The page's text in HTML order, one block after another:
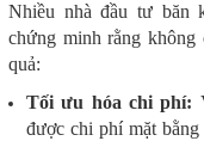
Nhiều nhà đầu tư băn
chứng minh rằng không
quả:
Tối ưu hóa chi phí:
được chi phí mặt